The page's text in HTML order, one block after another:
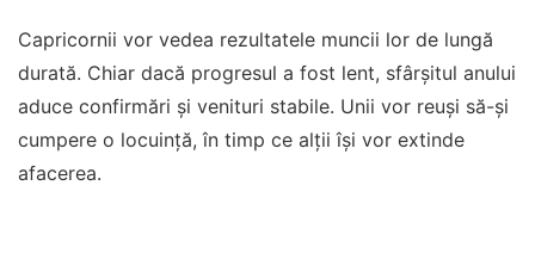
Capricornii vor vedea rezultatele muncii lor de lungă
durată. Chiar dacă progresul a fost lent, sfârșitul anului
aduce confirmări și venituri stabile. Unii vor reuși să-și
cumpere o locuință, în timp ce alții își vor extinde
afacerea.